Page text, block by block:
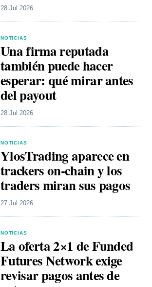
28 Jul 2026
NOTICIAS
Una firma reputada
también puede hacer
esperar: qué mirar antes
del payout
28 Jul 2026
NOTICIAS
YlosTrading aparece en
trackers on-chain y los
traders miran sus pagos
27 Jul 2026
NOTICIAS
La oferta 2×1 de Funded
Futures Network exige
revisar pagos antes de